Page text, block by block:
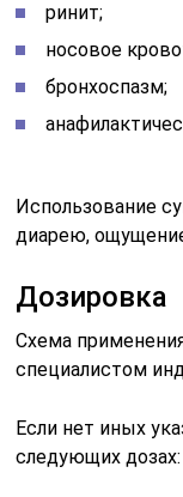
ринит;
носовое
бронхоспазм;
Использование
диарею,
Дозировка
Схема
специалистом
Если нет иных
следующих дозах: